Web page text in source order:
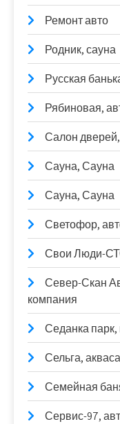
Ремонт авто
Родник, сауна
Русская
Рябиновая,
Салон
Сауна, Сауна
Сауна, Сауна
Светофор,
Свои Люди-
Север-Скан
компания
Седанка
Сельга,
Семейная
Сервис-97,